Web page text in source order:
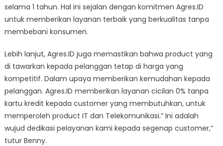
selama 1 tahun. Hal ini sejalan dengan komitmen Agres.ID
untuk memberikan layanan terbaik yang berkualitas tanpa
membebani konsumen.
Lebih lanjut, Agres.ID juga memastikan bahwa product yang
di tawarkan kepada pelanggan tetap di harga yang
kompetitif. Dalam upaya memberikan kemudahan kepada
pelanggan. Agres.ID memberikan layanan cicilan 0% tanpa
kartu kredit kepada customer yang membutuhkan, untuk
memperoleh product IT dan Telekomunikasi.” Ini adalah
wujud dedikasi pelayanan kami kepada segenap customer,”
tutur Benny.